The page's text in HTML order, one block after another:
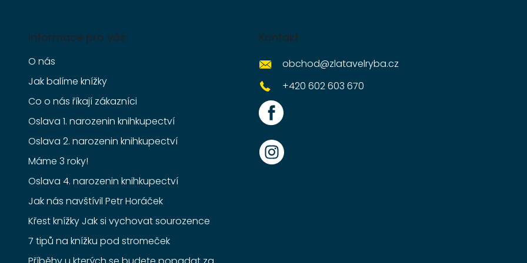
Informace pro vás
O nás
Jak balíme knížky
Co o nás říkají zákazníci
Oslava 1. narozenin knihkupectví
Oslava 2. narozenin knihkupectví
Máme 3 roky!
Oslava 4. narozenin knihkupectví
Jak nás navštívil Petr Horáček
Křest knížky Jak si vychovat sourozence
7 tipů na knížku pod stromeček
Kontakt
obchod@zlatavelryba.cz
+420 602 603 670